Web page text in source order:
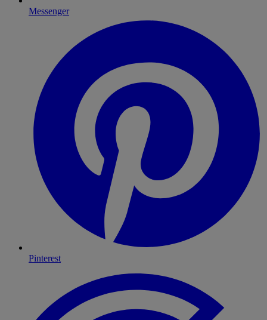
Messenger
Pinterest